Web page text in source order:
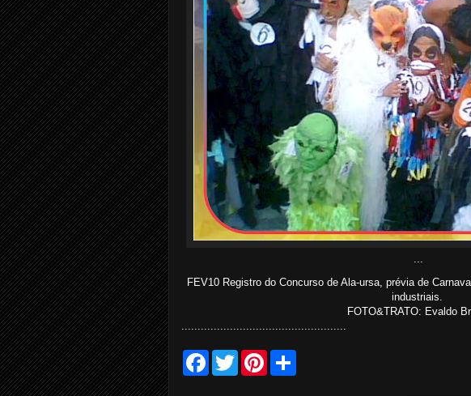
...
FEV10 Registro do Concurso de Ala-ursa, prévia de
industriais.
FOTO&TRATO: Evaldo
F
T
w
P